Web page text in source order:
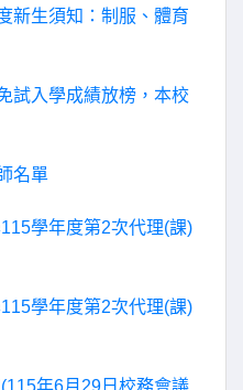
新生須知：制服、體育
試入學成績放榜，本校
名單
學年度第2次代理(課)
學年度第2次代理(課)
年6月29日校務會議